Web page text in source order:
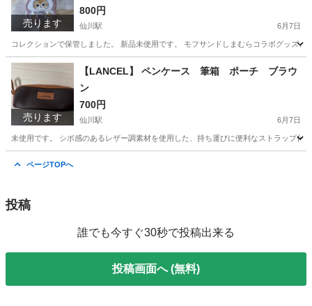
売ります
800円
仙川駅 6月7日
コレクションで保管しました。 新品未使用です。 モフサンドしまむらコラボグッズ
東京 調布市 その他
売ります
【LANCEL】 ペンケース 筆箱 ポーチ ブラウ
ン
700円
仙川駅 6月7日
未使用です。 シボ感のあるレザー調素材を使用した、持ち運びに便利なストラップ
ページTOPへ
投稿
誰でも今すぐ30秒で投稿出来る
投稿画面へ (無料)